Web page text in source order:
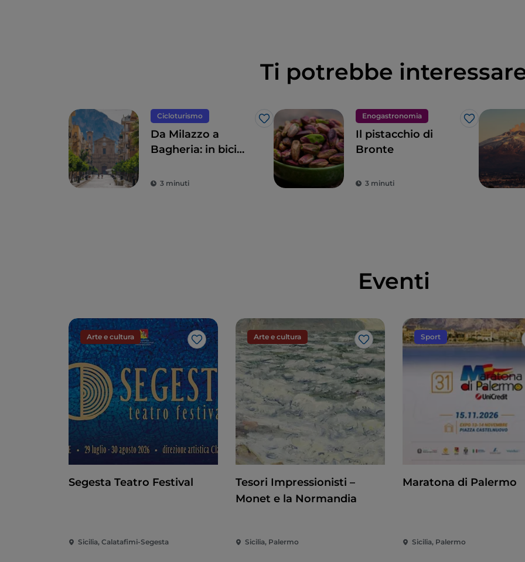
Ti potrebbe
Cicloturismo
Like
Da Milazzo a
Bagheria: in bici
settentrionale della
3 minuti
Enogastronomia
Like
Il pistacchio di
Bronte
3 minuti
Eventi
Arte e cultura
Like
Segesta Teatro Festival
Sicilia, Calatafimi-Segesta
Arte e cultura
Like
Tesori Impressionisti –
Monet e la Normandia
Sicilia, Palermo
Sport
Maratona di Palermo
Sicilia, Palermo